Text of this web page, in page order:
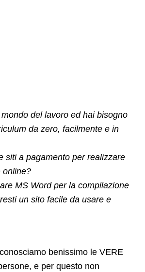
del lavoro ed hai bisogno
da zero, facilmente e in
siti a pagamento per realizzare
online?
MS Word per la compilazione
un sito facile da usare e
benissimo le VERE
e per questo non